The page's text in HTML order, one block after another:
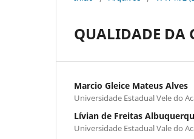
QUALIDADE DA
Marcio Gleice Mateus Alves
Universidade Estadual Vele do
Lívian de Freitas
Universidade Estadual Vale do